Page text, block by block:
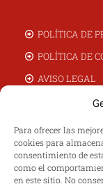
Para ofrecer las
cookies para
consentimiento de
como el
en este sitio. No
POLÍTICA DE
POLÍTICA DE
AVISO LEGAL
CAMBIOS Y
NOSOTROS
MI CUENTA